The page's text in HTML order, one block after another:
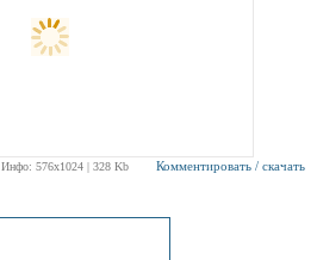
Инфо: 576х1024 | 328 Kb Комментировать / скачать